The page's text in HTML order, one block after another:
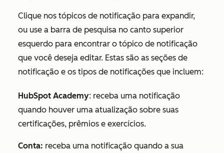
Clique nos tópicos de notificação para expandir,
ou use a barra de pesquisa no canto superior
esquerdo para encontrar o tópico de notificação
que você deseja editar. Estas são as seções de
notificação e os tipos de notificações que incluem:
HubSpot Academy: receba uma notificação
quando houver uma atualização sobre suas
certificações, prêmios e exercícios.
Conta: receba uma notificação quando a sua